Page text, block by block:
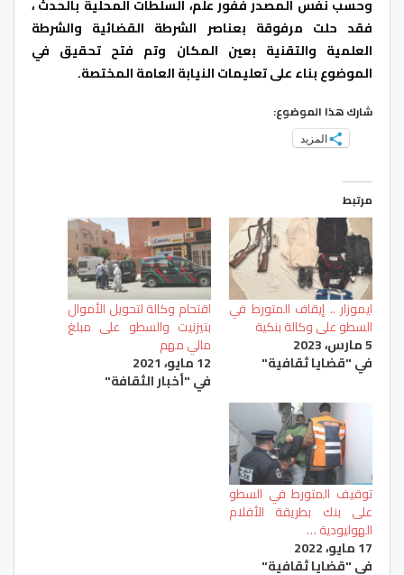
وحسب نفس المصدر ففور علم، السلطات المحلية بالحدث ،
فقد حلت مرفوقة بعناصر الشرطة القضائية والشرطة
العلمية والتقنية بعين المكان وتم فتح تحقيق في
الموضوع بناء على تعليمات النيابة العامة المختصة.
شارك هذا الموضوع:
المزيد
مرتبط
ايموزار .. إيقاف المتورط في
السطو على وكالة بنكية
5 مارس، 2023
في "قضايا ثقافية"
اقتحام وكالة لتحويل الأموال
بتيزنيت والسطو على مبلغ
مالي مهم
12 مايو، 2021
في "أخبار الثقافة"
توقيف المتورط في السطو
على بنك بطريقة الأفلام
الهوليودية …
17 مايو، 2022
في "قضايا ثقافية"